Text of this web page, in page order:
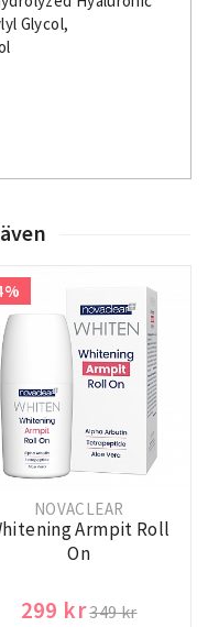
Glycol,
NOVACLEAR
Armpit Roll
On
299 kr349 kr